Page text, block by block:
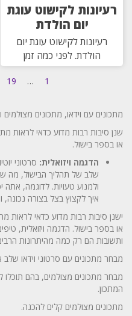
רעיונות לקישוט עוגת
יום הולדת
רעיונות לקישוט עוגת יום
הולדת. לפני כמה זמן
1
…
19
מתכונים עם וידאו, מתכונים מצולמים
שנן סיבות רבות מדוע כדאי לראות
או בספר בישול.
הדגמה ויזואלית: סרטוני
שלב של תהליך הבישול, מה
ולמנוע טעויות. לדוגמה,
איך לקצוץ בצל בצורה נכונה,
ישנן סיבות רבות מדוע כדאי לראות
או בספר בישול. הדגמה ויזואלית,
ותשובות הם רק כמה מהיתרונות
מבחר מתכונים עם סרטוני וידאו
מבחר מתכונים מצולמים, בהם
המתכון.
מתכונים מצולמים קלים להכנה.